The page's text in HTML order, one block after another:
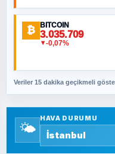
ORHAN
Fahişeye
SAVAŞ
SEYFULLAH
₿ BITCOIN
3.035.709
▼-0,07%
Veriler 15 dakika geçikmeli
🌤️
HAVA DURUMU